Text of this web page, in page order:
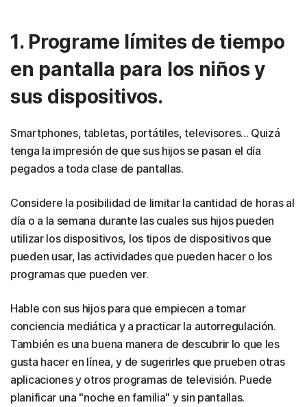
1. Programe límites de tiempo
en pantalla para los niños y
sus dispositivos.
Smartphones, tabletas, portátiles, televisores... Quizá
tenga la impresión de que sus hijos se pasan el día
pegados a toda clase de pantallas.
Considere la posibilidad de limitar la cantidad de horas al
día o a la semana durante las cuales sus hijos pueden
utilizar los dispositivos, los tipos de dispositivos que
pueden usar, las actividades que pueden hacer o los
programas que pueden ver.
Hable con sus hijos para que empiecen a tomar
conciencia mediática y a practicar la autorregulación.
También es una buena manera de descubrir lo que les
gusta hacer en línea, y de sugerirles que prueben otras
aplicaciones y otros programas de televisión. Puede
planificar una "noche en familia" y sin pantallas.